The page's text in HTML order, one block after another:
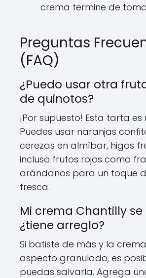
crema termine de
Preguntas
(FAQ)
¿Puedo usar otra
de quinotos?
¡Por supuesto! Esta tarta es
Puedes usar naranjas
cerezas en almíbar, higos
incluso frutos rojos como
arándanos para un toque
fresca.
Mi crema Chantilly
¿tiene arreglo?
Si batiste de más y la
aspecto granulado, es
puedas salvarla. Agrega